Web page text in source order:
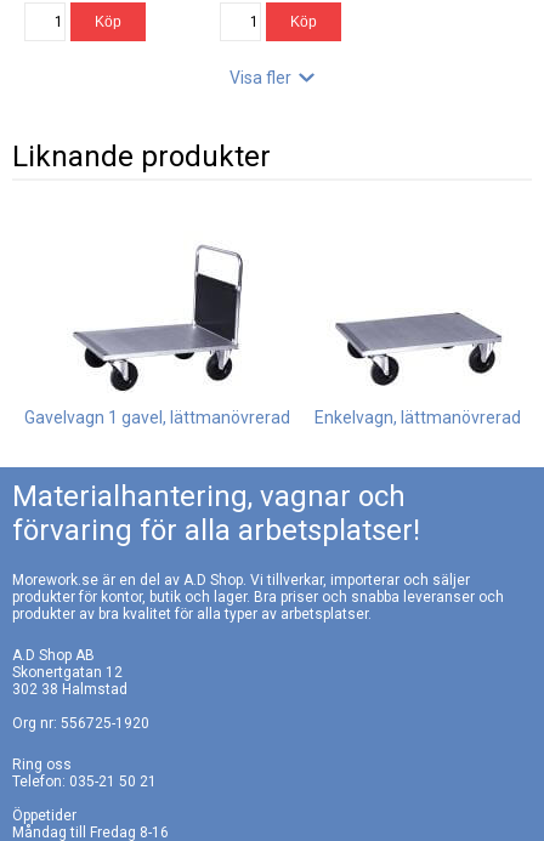
Belastning 800 kg.
utomhusbruk och på
ojämnt underlag.
260 x 85 mm.
1.235:-
4 svängbara
luftgummihjul.
Passar utmärkt för
utomhusbruk och på
ojämnt underlag.
260 x 85 mm.
846:-
Ergo Grip
Justerbart
ergonomiskt
handtag.
grepp av termoplast.
Bredd 700 mm.
519:-
Ergo Grip
Visa fler
Liknande produkter
Gavelvagn 1 gavel, lättmanövrerad Enkelvagn, lättmanövrerad
Materialhantering, vagnar och
förvaring för alla arbetsplatser!
Morework.se är en del av A.D Shop. Vi tillverkar, importerar och säljer
produkter för kontor, butik och lager. Bra priser och snabba leveranser och
produkter av bra kvalitet för alla typer av arbetsplatser.
A.D Shop AB
Skonertgatan 12
302 38 Halmstad
Org nr: 556725-1920
Ring oss
Telefon: 035-21 50 21
Öppetider
Måndag till Fredag 8-16